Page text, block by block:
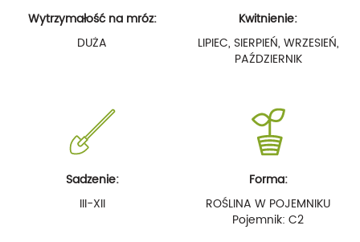
Wytrzymałość na mróz:
DUŻA
Kwitnienie:
LIPIEC, SIERPIEŃ, WRZESIEŃ,
PAŹDZIERNIK
Sadzenie:
III-XII
Forma:
ROŚLINA W POJEMNIKU
Pojemnik: C2